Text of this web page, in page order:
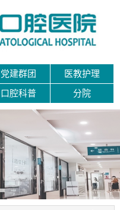
党建群团 医教护理
口腔科普 分院